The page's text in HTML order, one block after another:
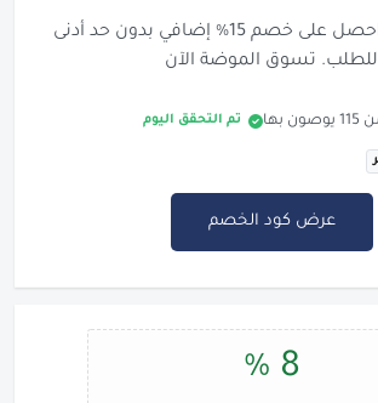
إطلالة جديدة! احصل على خصم 15% إضافي بدون حد أدنى
للطلب. تسوق الموضة الآن
تم التحقق اليوم
عرض كود الخصم
8 %